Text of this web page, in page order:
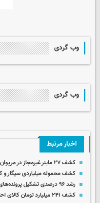
وب گردی
وب گردی
اخبار مرتبط
کشف ۲۷ ماینر غیرمجاز در مریوان
کشف محموله میلیاردی سیگار و
رشد ۹۶ درصدی تشکیل پرونده‌های قاچاق کالا و ارز در کهگیلویه و بویراحمد
کشف ۲۴۱ میلیارد تومان کالای احتکار و قاچاق در تهران